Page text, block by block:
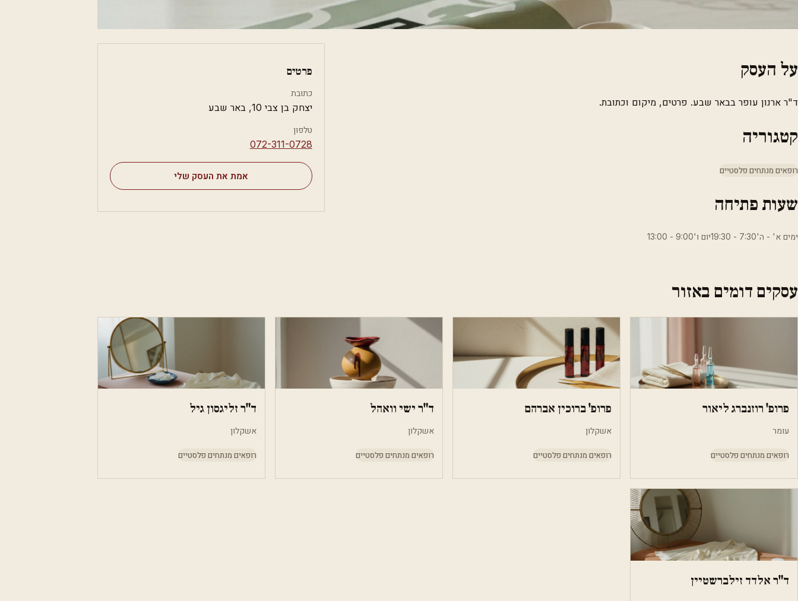
על העסק
ד"ר ארנון עופר בבאר שבע. פרטים, מיקום וכתובת.
קטגוריה
רופאים מנתחים פלסטיים
שעות פתיחה
ימים א' - ה'7:30 - 19:30יום ו'9:00 - 13:00
פרטים
כתובת
יצחק בן צבי 10, באר שבע
טלפון
⁦072-311-0728⁩
אמת את העסק שלי
עסקים דומים באזור
פרופ' רוזנברג ליאור
עומר
רופאים מנתחים פלסטיים
פרופ' ברוכין אברהם
אשקלון
רופאים מנתחים פלסטיים
ד"ר ישי וואהל
אשקלון
רופאים מנתחים פלסטיים
ד"ר זליגסון גיל
אשקלון
רופאים מנתחים פלסטיים
ד"ר אלדד זילברשטיין